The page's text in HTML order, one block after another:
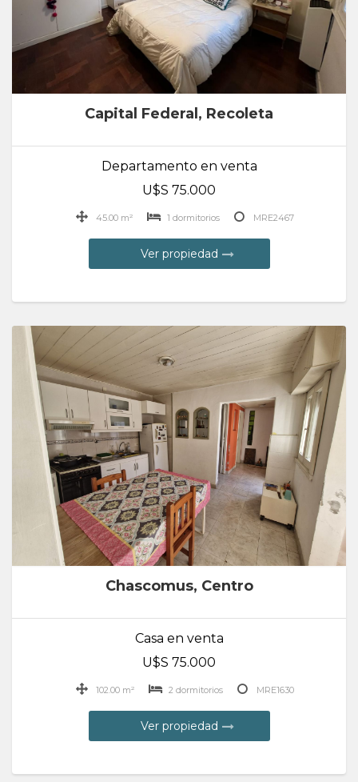
Capital Federal, Recoleta
Departamento en venta
U$S 75.000
45.00 m² 1 dormitorios MRE2467
Ver propiedad
Chascomus, Centro
Casa en venta
U$S 75.000
102.00 m² 2 dormitorios MRE1630
Ver propiedad